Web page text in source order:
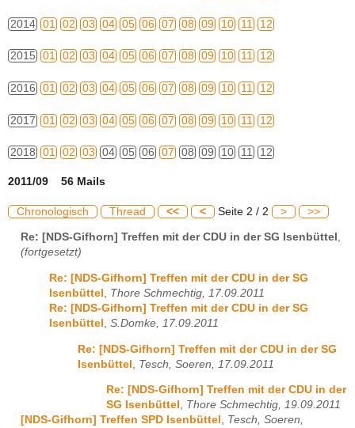
2014 01 02 03 04 05 06 07 08 09 10 11 12
2015 01 02 03 04 05 06 07 08 09 10 11 12
2016 01 02 03 04 05 06 07 08 09 10 11 12
2017 01 02 03 04 05 06 07 08 09 10 11 12
2018 01 02 03 04 05 06 07 08 09 10 11 12
2011/09 56 Mails
Chronologisch Thread << < Seite 2 / 2 > >>
Re: [NDS-Gifhorn] Treffen mit der CDU in der SG Isenbüttel ,
(fortgesetzt)
Re: [NDS-Gifhorn] Treffen mit der CDU in der SG
Isenbüttel
Thore Schmechtig, 17.09.2011
Re: [NDS-Gifhorn] Treffen mit der CDU in der SG
Isenbüttel
S.Domke, 17.09.2011
Re: [NDS-Gifhorn] Treffen mit der CDU in der SG
Isenbüttel
Tesch, Soeren, 17.09.2011
Re: [NDS-Gifhorn] Treffen mit der CDU in der
SG Isenbüttel , Thore Schmechtig, 19.09.2011
[NDS-Gifhorn] Treffen SPD Isenbüttel , Tesch, Soeren,